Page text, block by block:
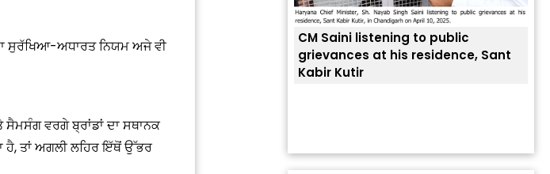
ਸੁਰੱਖਿਆ-ਅਧਾਰਤ ਨਿਯਮ ਅਜੇ ਵੀ
ਵਰਗੇ ਬ੍ਰਾਂਡਾਂ ਦਾ ਸਥਾਨਕ
ਹੈ, ਤਾਂ ਅਗਲੀ ਲਹਿਰ ਇੱਥੋਂ ਉੱਭਰ
मंत्री अनिल विज ने सुनी लोगों की
CM Saini listening to public
grievances at his residence, Sant
Kabir Kutir
ਗ੍ਰਹਿਆਂ ਦੀ...